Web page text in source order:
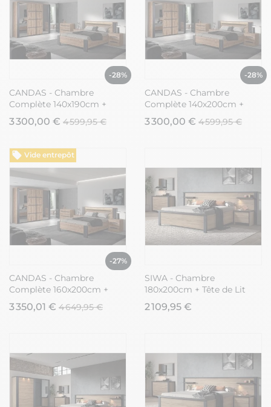
-28%
CANDAS - Chambre
Complète 140x190cm +
Armoire 2 Portes 245cm
3 300,00 € 4 599,95 €
-28%
CANDAS - Chambre
Complète 140x200cm +
Armoire 2 Portes 245cm
3 300,00 € 4 599,95 €
Vide entrepôt
-27%
CANDAS - Chambre
Complète 160x200cm +
Armoire 2 Portes 245cm
3 350,01 € 4 649,95 €
SIWA - Chambre
180x200cm + Tête de Lit
avec Leds + Chevets +
Commode
2 109,95 €